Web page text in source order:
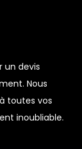
un devis
Nous
toutes vos
inoubliable.